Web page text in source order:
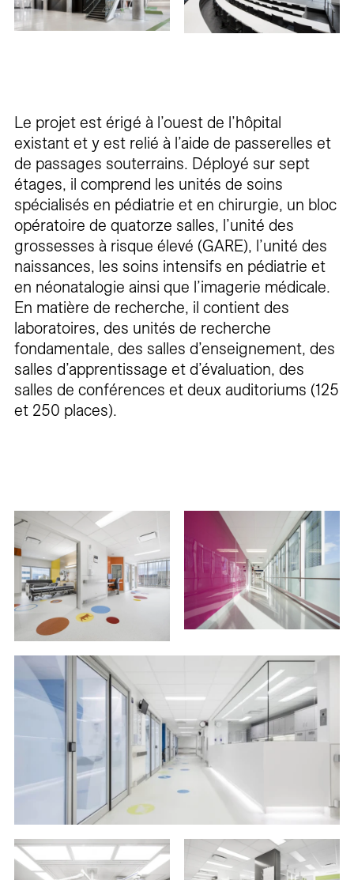
Le projet est érigé à l’ouest de l’hôpital
existant et y est relié à l’aide de passerelles et
de passages souterrains. Déployé sur sept
étages, il comprend les unités de soins
spécialisés en pédiatrie et en chirurgie, un bloc
opératoire de quatorze salles, l’unité des
grossesses à risque élevé (GARE), l’unité des
naissances, les soins intensifs en pédiatrie et
en néonatalogie ainsi que l’imagerie médicale.
En matière de recherche, il contient des
laboratoires, des unités de recherche
fondamentale, des salles d’enseignement, des
salles d’apprentissage et d’évaluation, des
salles de conférences et deux auditoriums (125
et 250 places).